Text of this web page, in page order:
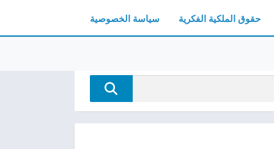
حقوق الملكية الفكرية سياسة الخصوصية